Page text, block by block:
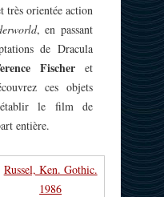
très orientée action
, en passant
de Dracula
Fischer et
ces objets
le film de
entière.
Russel, Ken. Gothic.
1986